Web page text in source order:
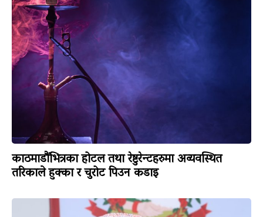
काठमाडौंभित्रका होटल तथा रेष्टुरेन्टहरुमा अव्यवस्थित
तरिकाले हुक्का र चुरोट पिउन कडाइ